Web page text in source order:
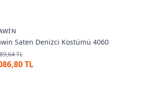
Saten Denizci Kostümü 4060
TL
TL